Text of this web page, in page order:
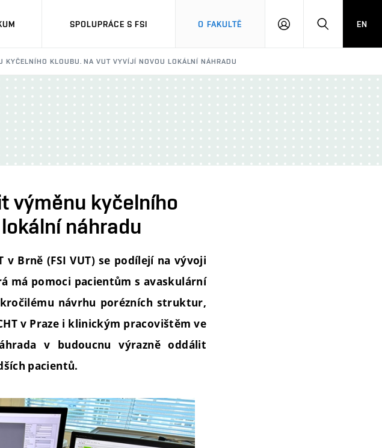
SPOLUPRÁCE S FSI O FAKULTĚ
PŘIHLÁŠENÍHLEDAT
EN
KYČELNÍHO KLOUBU. NA VUT VYVÍJÍ NOVOU LOKÁLNÍ NÁHRADU
výměnu kyčelního
náhradu
Brně (FSI VUT) se podílejí na vývoji
má pomoci pacientům s avaskulární
návrhu porézních struktur,
v Praze i klinickým pracovištěm ve
v budoucnu výrazně oddálit
pacientů.